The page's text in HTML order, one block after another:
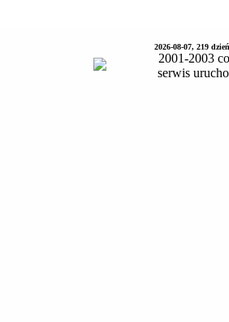
2026-08-07, 219
2001-2003
serwis